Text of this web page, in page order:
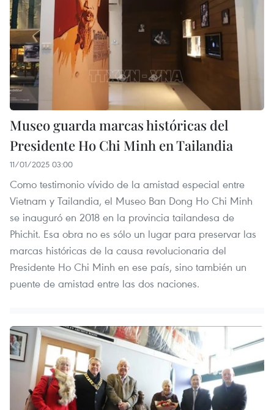
Museo guarda marcas históricas del
Presidente Ho Chi Minh en Tailandia
11/01/2025 03:00
Como testimonio vívido de la amistad especial entre
Vietnam y Tailandia, el Museo Ban Dong Ho Chi Minh
se inauguró en 2018 en la provincia tailandesa de
Phichit. Esa obra no es sólo un lugar para preservar las
marcas históricas de la causa revolucionaria del
Presidente Ho Chi Minh en ese país, sino también un
puente de amistad entre las dos naciones.